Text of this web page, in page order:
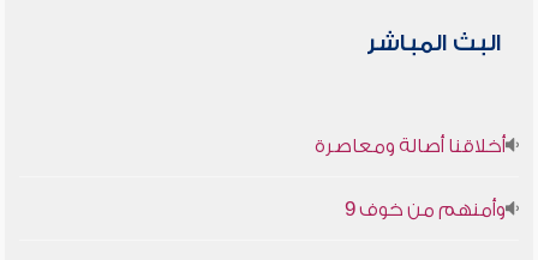
البث المباشر
أخلاقنا أصالة ومعاصرة
وأمنهم من خوف 9